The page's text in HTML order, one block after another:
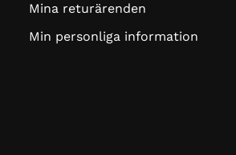
Mina returärenden
Min personliga information